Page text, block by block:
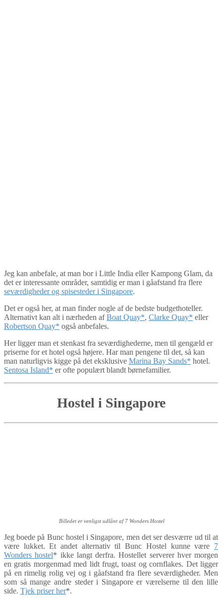
Jeg kan anbefale, at man bor i Little India eller Kampong Glam, da
det er interessante områder, samtidig er man i gåafstand fra flere
seværdigheder og spisesteder i Singapore.
Det er også her, at man finder nogle af de bedste budgethoteller.
Alternativt kan alt i nærheden afBoat Quay*, Clarke Quay* eller
Robertson Quay* også anbefales.
Her ligger man et stenkast fra seværdighederne, men til gengæld er
priserne for et hotel også højere. Har man pengene til det, så kan
man naturligvis kigge på det eksklusive Marina Bay Sands* hotel.
Sentosa Island* er ofte populært blandt børnefamilier.
Hostel i Singapore
Billedet er venligst udlånt af 7 Wonders Hostel
Jeg boede på Bunc hostel i Singapore, men det ser desværre ud til at
være lukket. Et andet alternativ til Bunc Hostel kunne være 7
Wonders hostel* ikke langt derfra. Hostellet serverer hver morgen
en gratis morgenmad med lidt frugt, toast og cornflakes. Det ligger
på en rimelig rolig vej og i gåafstand fra flere seværdigheder. Men
som så mange andre steder i Singapore er værelserne til den lille
side. Tjek priser her*.